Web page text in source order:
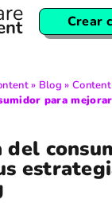
Crear
» Blog »
para
del